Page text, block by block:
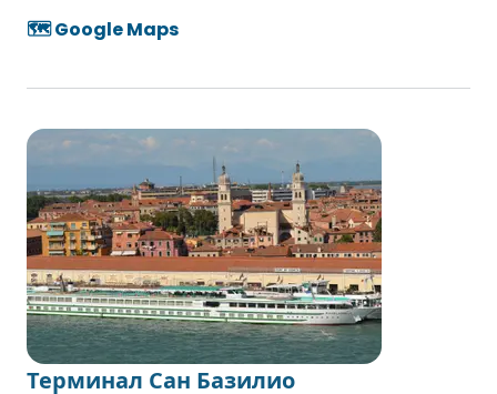
🗺️ Google Maps
Терминал Сан Базилио